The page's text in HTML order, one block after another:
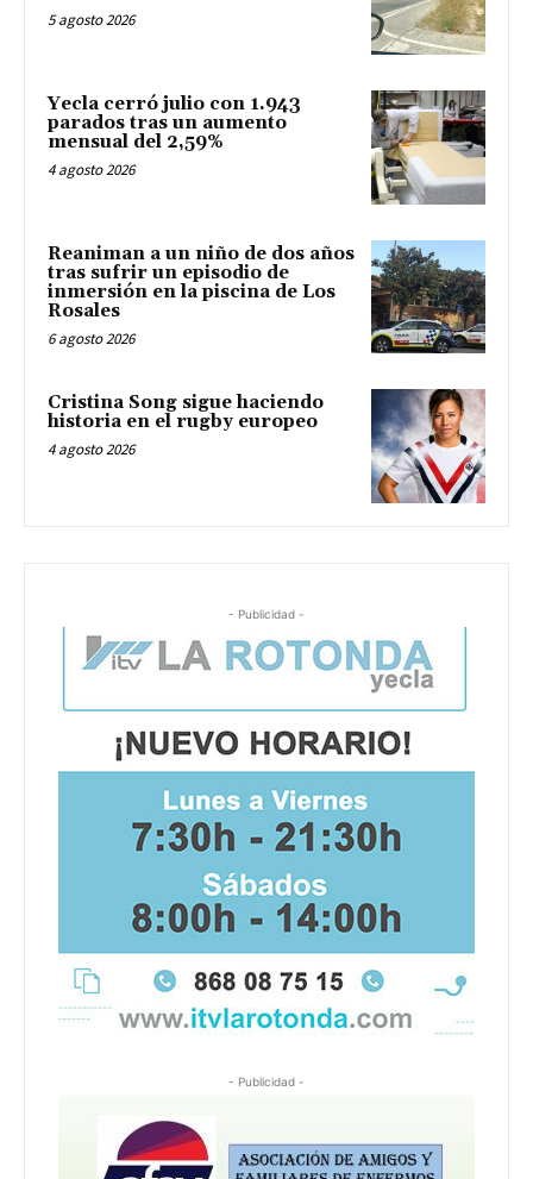
5 agosto 2026
Yecla cerró julio con 1.943
parados tras un aumento
mensual del 2,59%
4 agosto 2026
Reaniman a un niño de dos años
tras sufrir un episodio de
inmersión en la piscina de Los
Rosales
6 agosto 2026
Cristina Song sigue haciendo
historia en el rugby europeo
4 agosto 2026
- Publicidad -
- Publicidad -